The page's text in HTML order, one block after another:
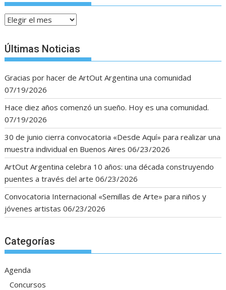
Archivos
Últimas Noticias
Gracias por hacer de ArtOut Argentina una comunidad
07/19/2026
Hace diez años comenzó un sueño. Hoy es una comunidad.
07/19/2026
30 de junio cierra convocatoria «Desde Aquí» para realizar una
muestra individual en Buenos Aires 06/23/2026
ArtOut Argentina celebra 10 años: una década construyendo
puentes a través del arte 06/23/2026
Convocatoria Internacional «Semillas de Arte» para niños y
jóvenes artistas 06/23/2026
Categorías
Agenda
Concursos